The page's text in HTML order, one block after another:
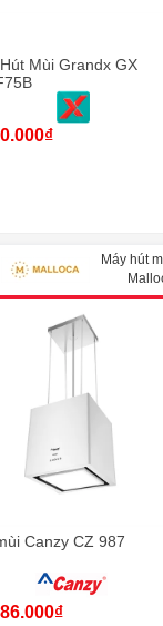
Mùi Grandx GX
Máy hút
Canzy CZ 987